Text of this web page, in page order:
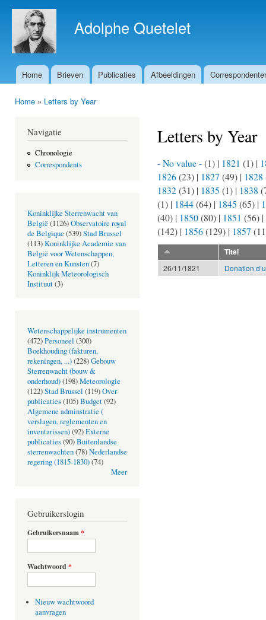
Adolphe Quetelet
Hoofdmenu
Home Brieven Publicaties Afbeeldingen
Home » Letters by Year
Navigatie
Chronologie
Correspondents
Koninklijke Sterrenwacht van
België (1126)Observatoire royal
de Belgique (539)Stad Brussel
(113)Koninklijke Academie van
België voor Wetenschappen,
Letteren en Kunsten(7)
Koninklijk Meteorologisch
Instituut(3)
Wetenschappelijke instrumenten
(472)Personeel (300)
Boekhouding (fakturen,
rekeningen, ...)(228)Gebouw
Sterrenwacht (bouw &
onderhoud)(198)Meteorologie
(122)Stad Brussel (119)Over
publicaties(105)Budget(92)
Algemene adminstratie (
verslagen, reglementen en
inventarissen)(92)Externe
publicaties(90)Buitenlandse
sterrenwachten(78)Nederlandse
regering (1815-1830)(74)
Meer
Gebruikerslogin
Gebruikersnaam*
Wachtwoord *
Nieuw wachtwoord
aanvragen
Letters by Year
- No value -(1) | 1821 (1) |
1826(23) | 1827 (49) | 1828
1832(31) | 1835 (1) | 1838
(1) | 1844(64) | 1845 (65) |
(40) | 1850(80) | 1851 (56) |
(142) | 1856(129) | 1857
Titel
26/11/1821
Donation